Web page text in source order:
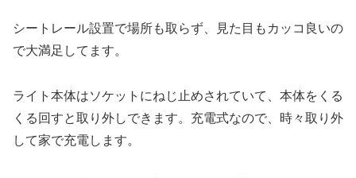
シートレール設置で場所も取らず、見た目もカッコ良いの
で大満足してます。
ライト本体はソケットにねじ止めされていて、本体をくる
くる回すと取り外しできます。充電式なので、時々取り外
して家で充電します。